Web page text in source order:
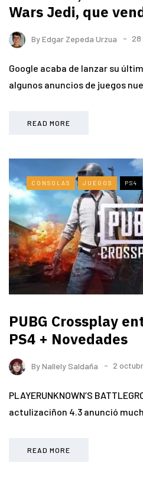
Wars Jedi, que
ByEdgar Zepeda Urzua 28
Google acaba de lanzar su
algunos anuncios de juegos
READ MORE
CONSOLAS JUEGOS PS4
PUBG Crossplay
PS4 + Novedades
ByNallely Saldaña 2
PLAYERUNKNOWN’S
actulizaciñon 4.3 anunció
READ MORE